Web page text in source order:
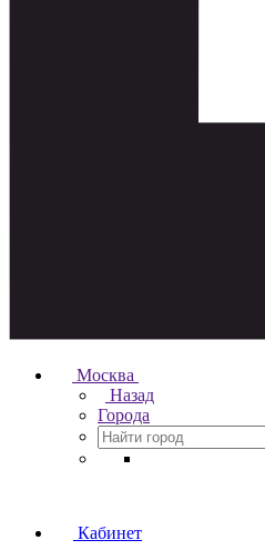
Москва
Назад
Города
Кабинет